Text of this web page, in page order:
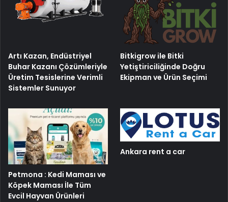
Artı Kazan, Endüstriyel
Buhar Kazanı Çözümleriyle
Üretim Tesislerine Verimli
Sistemler Sunuyor
Bitkigrow ile Bitki
Yetiştiriciliğinde Doğru
Ekipman ve Ürün Seçimi
Petmona : Kedi Maması ve
Köpek Maması İle Tüm
Evcil Hayvan Ürünleri
Ankara rent a car